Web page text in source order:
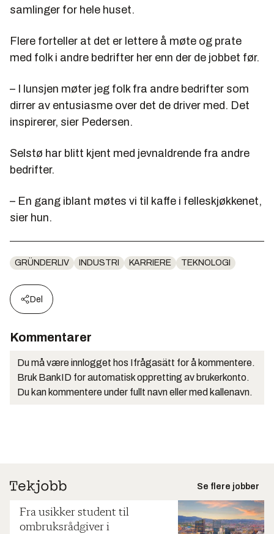
samlinger for hele huset.
Flere forteller at det er lettere å møte og prate
med folk i andre bedrifter her enn der de jobbet før.
– I lunsjen møter jeg folk fra andre bedrifter som
dirrer av entusiasme over det de driver med. Det
inspirerer, sier Pedersen.
Selstø har blitt kjent med jevnaldrende fra andre
bedrifter.
– En gang iblant møtes vi til kaffe i felleskjøkkenet,
sier hun.
GRÜNDERLIV INDUSTRI KARRIERE TEKNOLOGI
Del
Kommentarer
Du må være innlogget hos Ifrågasätt for å kommentere.
Bruk BankID for automatisk oppretting av brukerkonto.
Du kan kommentere under fullt navn eller med kallenavn.
Se flere jobber
Fra usikker student til
ombruksrådgiver i